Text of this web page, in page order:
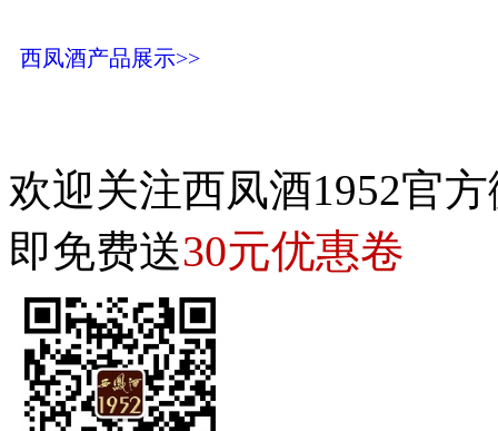
西凤酒产品展示>>
欢迎关注西凤酒1952官
即免费送30元优惠卷